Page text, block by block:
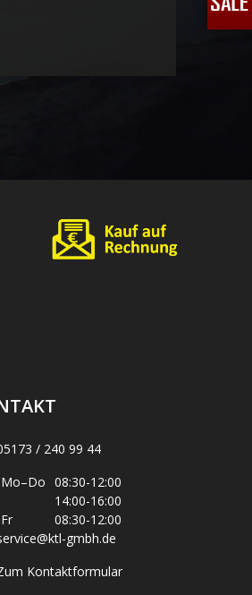
/ 240 99 44
Mo–Do 08:30-12:00
14:00-16:00
Fr
08:30-12:00
gmbh.de
Kontaktformular